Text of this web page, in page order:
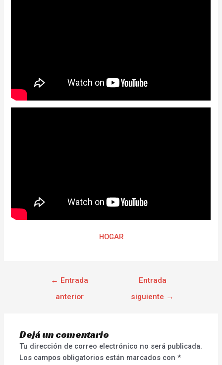
HOGAR
← Entrada
anterior
Entrada
siguiente →
Dejá un comentario
Tu dirección de correo electrónico no será publicada.
Los campos obligatorios están marcados con*